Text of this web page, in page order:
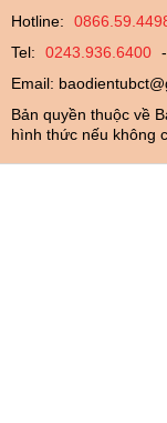
Hotline:
Tel:
0243.936.6400
Email:
Bản quyền thuộc về
hình thức nếu không